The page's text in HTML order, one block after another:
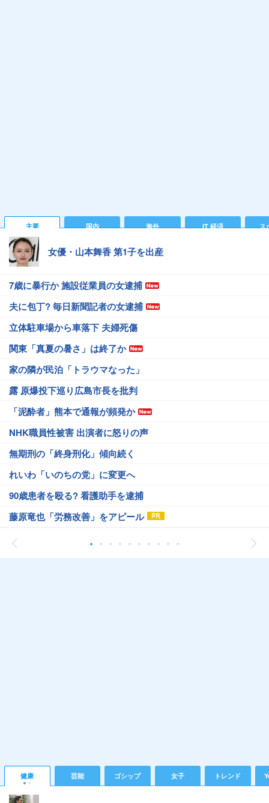
主要 国内 海外 IT 経済 ス
女優・山本舞香 第1子を出産
7歳に暴行か 施設従業員の女逮捕
夫に包丁? 毎日新聞記者の女逮捕
立体駐車場から車落下 夫婦死傷
関東「真夏の暑さ」は終了か
家の隣が民泊「トラウマなった」
露 原爆投下巡り広島市長を批判
「泥酔者」熊本で通報が頻発か
NHK職員性被害 出演者に怒りの声
無期刑の「終身刑化」傾向続く
れいわ「いのちの党」に変更へ
90歳患者を殴る? 看護助手を逮捕
藤原竜也「労務改善」をアピール
健康 芸能 ゴシップ 女子 トレンド